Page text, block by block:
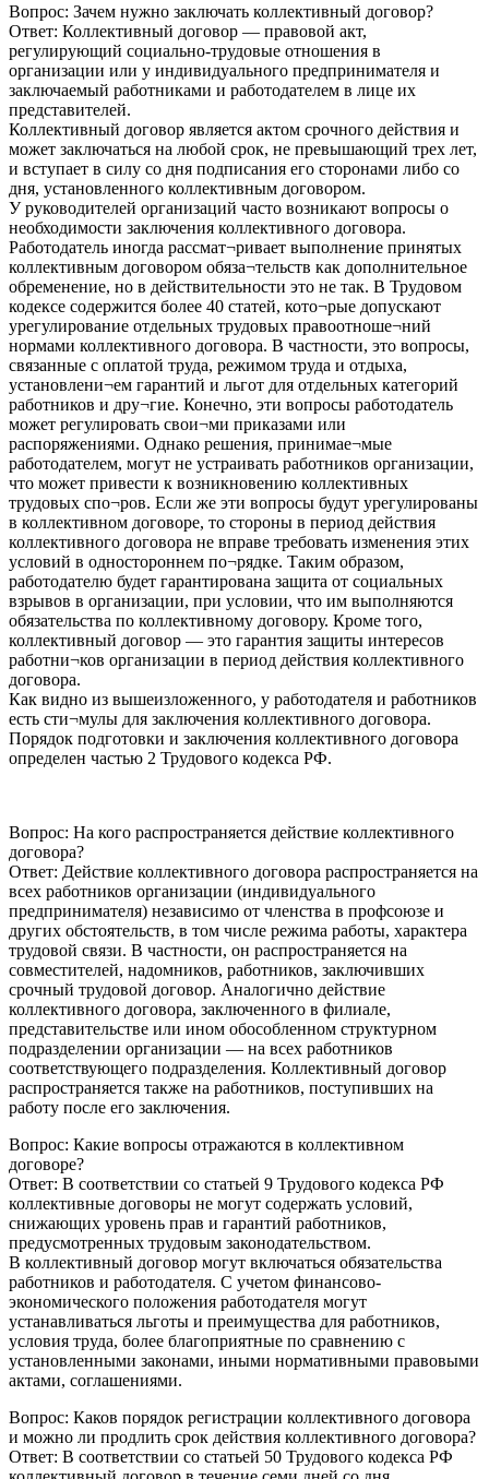
Вопрос: Зачем нужно заключать коллективный договор?
Ответ: Коллективный договор — правовой акт,
регулирующий социально-трудовые отношения в
организации или у индивидуального предпринимателя и
заключаемый работниками и работодателем в лице их
представителей.
Коллективный договор является актом срочного действия и
может заключаться на любой срок, не превышающий трех лет,
и вступает в силу со дня подписания его сторонами либо со
дня, установленного коллективным договором.
У руководителей организаций часто возникают вопросы о
необходимости заключения коллективного договора.
Работодатель иногда рассмат¬ривает выполнение принятых
коллективным договором обяза¬тельств как дополнительное
обременение, но в действительности это не так. В Трудовом
кодексе содержится более 40 статей, кото¬рые допускают
урегулирование отдельных трудовых правоотноше¬ний
нормами коллективного договора. В частности, это вопросы,
связанные с оплатой труда, режимом труда и отдыха,
установлени¬ем гарантий и льгот для отдельных категорий
работников и дру¬гие. Конечно, эти вопросы работодатель
может регулировать свои¬ми приказами или
распоряжениями. Однако решения, принимае¬мые
работодателем, могут не устраивать работников организации,
что может привести к возникновению коллективных
трудовых спо¬ров. Если же эти вопросы будут урегулированы
в коллективном договоре, то стороны в период действия
коллективного договора не вправе требовать изменения этих
условий в одностороннем по¬рядке. Таким образом,
работодателю будет гарантирована защита от социальных
взрывов в организации, при условии, что им выполняются
обязательства по коллективному договору. Кроме того,
коллективный договор — это гарантия защиты интересов
работни¬ков организации в период действия коллективного
договора.
Как видно из вышеизложенного, у работодателя и работников
есть сти¬мулы для заключения коллективного договора.
Порядок подготовки и заключения коллективного договора
определен частью 2 Трудового кодекса РФ.
Вопрос: На кого распространяется действие коллективного
договора?
Ответ: Действие коллективного договора распространяется на
всех работников организации (индивидуального
предпринимателя) независимо от членства в профсоюзе и
других обстоятельств, в том числе режима работы, характера
трудовой связи. В частности, он распространяется на
совместителей, надомников, работников, заключивших
срочный трудовой договор. Аналогично действие
коллективного договора, заключенного в филиале,
представительстве или ином обособленном структурном
подразделении организации — на всех работников
соответствующего подразделения. Коллективный договор
распространяется также на работников, поступивших на
работу после его заключения.
Вопрос: Какие вопросы отражаются в коллективном
договоре?
Ответ: В соответствии со статьей 9 Трудового кодекса РФ
коллективные договоры не могут содержать условий,
снижающих уровень прав и гарантий работников,
предусмотренных трудовым законодательством.
В коллективный договор могут включаться обязательства
работников и работодателя. С учетом финансово-
экономического положения работодателя могут
устанавливаться льготы и преимущества для работников,
условия труда, более благоприятные по сравнению с
установленными законами, иными нормативными правовыми
актами, соглашениями.
Вопрос: Каков порядок регистрации коллективного договора
и можно ли продлить срок действия коллективного договора?
Ответ: В соответствии со статьей 50 Трудового кодекса РФ